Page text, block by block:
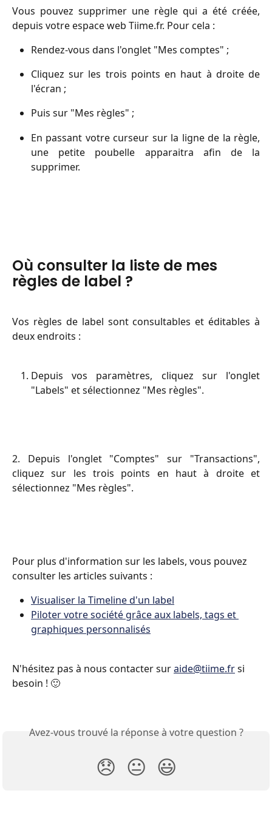
Vous pouvez supprimer une règle qui a été créée,
depuis votre espace web Tiime.fr. Pour cela :
Rendez-vous dans l'onglet "Mes comptes" ;
Cliquez sur les trois points en haut à droite de
l'écran ;
Puis sur "Mes règles" ;
En passant votre curseur sur la ligne de la règle,
une petite poubelle apparaitra afin de la
supprimer.
Où consulter la liste de mes
règles de label ?
Vos règles de label sont consultables et éditables à
deux endroits :
Depuis vos paramètres, cliquez sur l'onglet
"Labels" et sélectionnez "Mes règles".
2. Depuis l'onglet "Comptes" sur "Transactions",
cliquez sur les trois points en haut à droite et
sélectionnez "Mes règles".
Pour plus d'information sur les labels, vous pouvez
consulter les articles suivants :
Visualiser la Timeline d'un label
Piloter votre société grâce aux labels, tags et
graphiques personnalisés
N'hésitez pas à nous contacter sur aide@tiime.fr si
besoin ! 🙂
Avez-vous trouvé la réponse à votre question ?
😞 😐 😃